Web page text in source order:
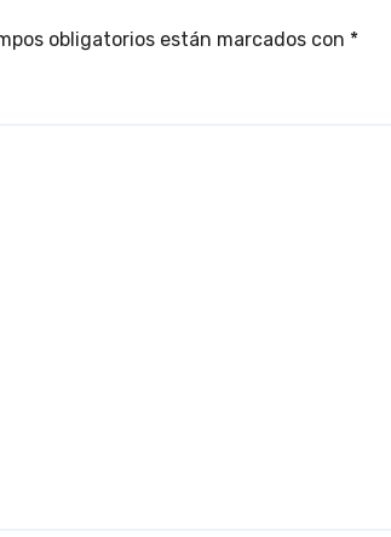
obligatorios están marcados con *